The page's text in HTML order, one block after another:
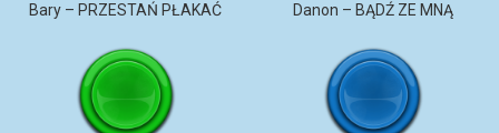
Bary – PRZESTAŃ PŁAKAĆ Danon – BĄDŹ ZE MNĄ